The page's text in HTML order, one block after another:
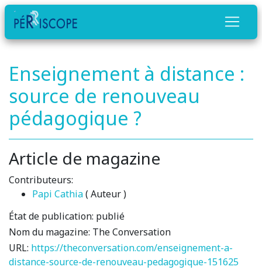
Enseignement à distance :
source de renouveau
pédagogique ?
Article de magazine
Contributeurs:
Papi Cathia( Auteur )
État de publication: publié
Nom du magazine: The Conversation
URL: https://theconversation.com/enseignement-a-
distance-source-de-renouveau-pedagogique-151625